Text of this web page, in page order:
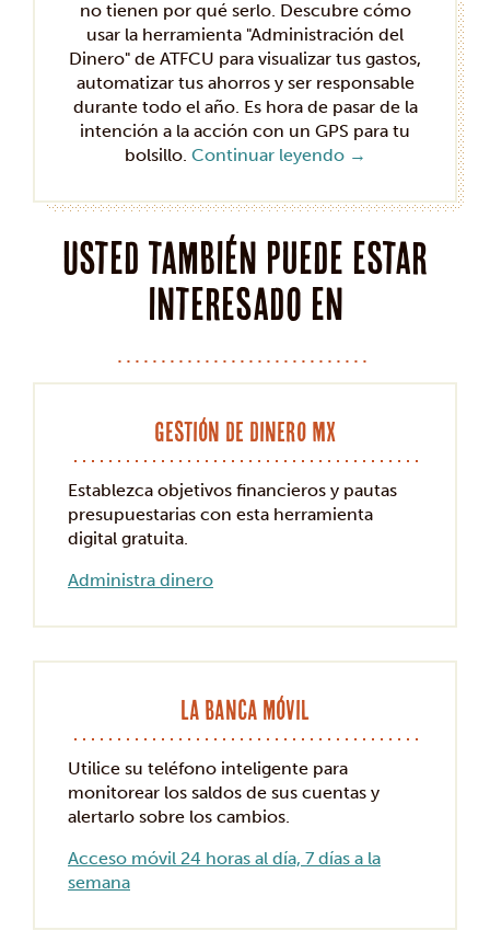
no tienen por qué serlo. Descubre cómo
usar la herramienta "Administración del
Dinero" de ATFCU para visualizar tus gastos,
automatizar tus ahorros y ser responsable
durante todo el año. Es hora de pasar de la
intención a la acción con un GPS para tu
bolsillo. Continuar leyendo →
Usted también puede estar
interesado en
Gestión de dinero MX
Establezca objetivos financieros y pautas
presupuestarias con esta herramienta
digital gratuita.
Administra dinero
La banca móvil
Utilice su teléfono inteligente para
monitorear los saldos de sus cuentas y
alertarlo sobre los cambios.
Acceso móvil 24 horas al día, 7 días a la
semana